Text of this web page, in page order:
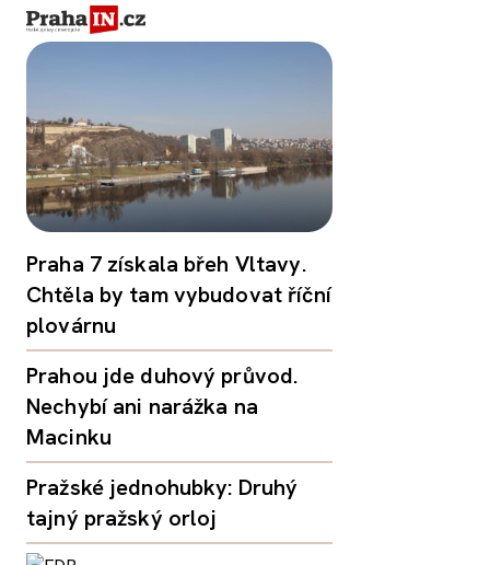
Praha 7 získala břeh Vltavy.
Chtěla by tam vybudovat říční
plovárnu
Prahou jde duhový průvod.
Nechybí ani narážka na
Macinku
Pražské jednohubky: Druhý
tajný pražský orloj